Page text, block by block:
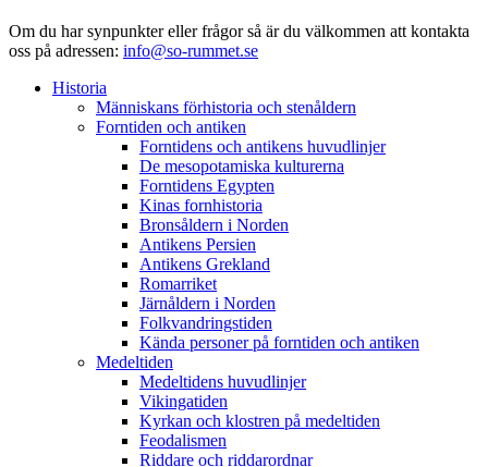
Om du har synpunkter eller frågor så är du välkommen att kontakta
oss på adressen: info@so-rummet.se
Historia
Människans förhistoria och stenåldern
Forntiden och antiken
Forntidens och antikens huvudlinjer
De mesopotamiska kulturerna
Forntidens Egypten
Kinas fornhistoria
Bronsåldern i Norden
Antikens Persien
Antikens Grekland
Romarriket
Järnåldern i Norden
Folkvandringstiden
Kända personer på forntiden och antiken
Medeltiden
Medeltidens huvudlinjer
Vikingatiden
Kyrkan och klostren på medeltiden
Feodalismen
Riddare och riddarordnar